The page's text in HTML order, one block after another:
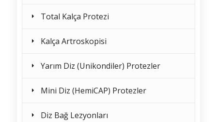
Total Kalça Protezi
Kalça Artroskopisi
Yarım Diz (Unikondiler) Protezler
Mini Diz (HemiCAP) Protezler
Diz Bağ Lezyonları